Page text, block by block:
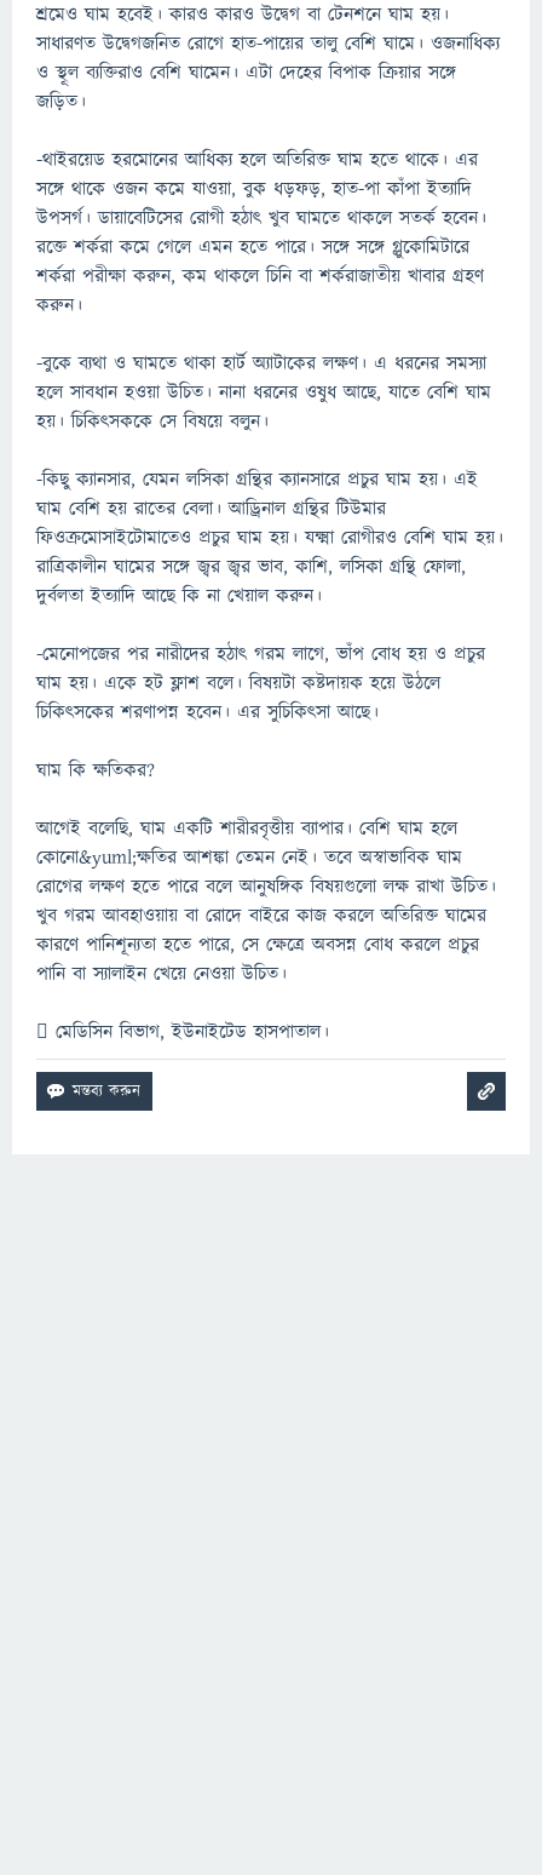
শ্রমেও ঘাম হবেই। কারও কারও উদ্বেগ বা টেনশনে ঘাম হয়।
সাধারণত উদ্বেগজনিত রোগে হাত-পায়ের তালু বেশি ঘামে। ওজনাধিক্য
ও স্থূল ব্যক্তিরাও বেশি ঘামেন। এটা দেহের বিপাক ক্রিয়ার সঙ্গে
জড়িত।
-থাইরয়েড হরমোনের আধিক্য হলে অতিরিক্ত ঘাম হতে থাকে। এর
সঙ্গে থাকে ওজন কমে যাওয়া, বুক ধড়ফড়, হাত-পা কাঁপা ইত্যাদি
উপসর্গ। ডায়াবেটিসের রোগী হঠাৎ খুব ঘামতে থাকলে সতর্ক হবেন।
রক্তে শর্করা কমে গেলে এমন হতে পারে। সঙ্গে সঙ্গে গ্লুকোমিটারে
শর্করা পরীক্ষা করুন, কম থাকলে চিনি বা শর্করাজাতীয় খাবার গ্রহণ
করুন।
-বুকে ব্যথা ও ঘামতে থাকা হার্ট অ্যাটাকের লক্ষণ। এ ধরনের সমস্যা
হলে সাবধান হওয়া উচিত। নানা ধরনের ওষুধ আছে, যাতে বেশি ঘাম
হয়। চিকিৎসককে সে বিষয়ে বলুন।
-কিছু ক্যানসার, যেমন লসিকা গ্রন্থির ক্যানসারে প্রচুর ঘাম হয়। এই
ঘাম বেশি হয় রাতের বেলা। আড্রিনাল গ্রন্থির টিউমার
ফিওক্রমোসাইটোমাতেও প্রচুর ঘাম হয়। যক্ষ্মা রোগীরও বেশি ঘাম হয়।
রাত্রিকালীন ঘামের সঙ্গে জ্বর জ্বর ভাব, কাশি, লসিকা গ্রন্থি ফোলা,
দুর্বলতা ইত্যাদি আছে কি না খেয়াল করুন।
-মেনোপজের পর নারীদের হঠাৎ গরম লাগে, ভাঁপ বোধ হয় ও প্রচুর
ঘাম হয়। একে হট ফ্লাশ বলে। বিষয়টা কষ্টদায়ক হয়ে উঠলে
চিকিৎসকের শরণাপন্ন হবেন। এর সুচিকিৎসা আছে।
ঘাম কি ক্ষতিকর?
আগেই বলেছি, ঘাম একটি শারীরবৃত্তীয় ব্যাপার। বেশি ঘাম হলে
কোনো&yuml;ক্ষতির আশঙ্কা তেমন নেই। তবে অস্বাভাবিক ঘাম
রোগের লক্ষণ হতে পারে বলে আনুষঙ্গিক বিষয়গুলো লক্ষ রাখা উচিত।
খুব গরম আবহাওয়ায় বা রোদে বাইরে কাজ করলে অতিরিক্ত ঘামের
কারণে পানিশূন্যতা হতে পারে, সে ক্ষেত্রে অবসন্ন বোধ করলে প্রচুর
পানি বা স্যালাইন খেয়ে নেওয়া উচিত।
 মেডিসিন বিভাগ, ইউনাইটেড হাসপাতাল।